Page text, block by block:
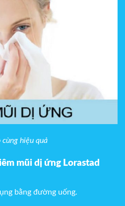
hiệu quả
mũi dị ứng Lorastad
bằng đường uống.